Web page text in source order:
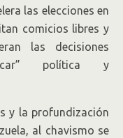
las elecciones en
comicios libres y
las decisiones
política y
y la profundización
al chavismo se